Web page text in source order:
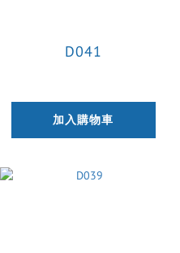
D041
加入購物車